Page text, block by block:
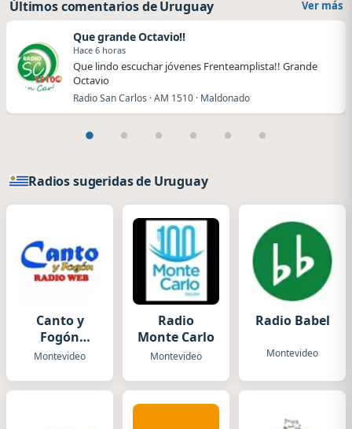
Últimos comentarios de Uruguay Ver más
Que grande Octavio!!
Hace 6 horas
Que lindo escuchar jóvenes Frenteamplista!! Grande
Octavio
Radio San Carlos · AM 1510 · Maldonado
Radios sugeridas de Uruguay
Canto y
Fogón
Radio
Montevideo
Radio
Monte Carlo
Montevideo
Radio Babel
Montevideo